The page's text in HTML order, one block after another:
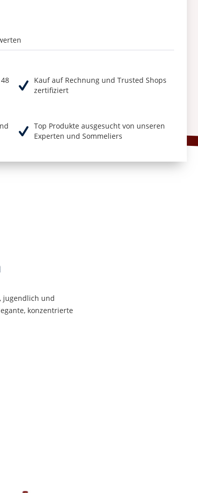
Kauf auf Rechnung und Trusted Shops
zertifiziert
Top Produkte ausgesucht von unseren
Experten und Sommeliers
jugendlich und
konzentrierte